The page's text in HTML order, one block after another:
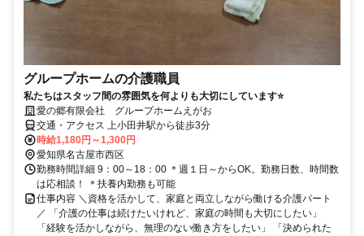
グループホームの介護職員
私たちはスタッフ間の雰囲気を何よりも大切にしています⭐
愛の郷有限会社 グループホームえがお
交通・アクセス 上小田井駅から徒歩3分
時給1,180円～1,300円
愛知県名古屋市西区
勤務時間詳細 9：00～18：00 ＊週１日～からOK。勤務日数、時間数
は応相談！ ＊扶養内勤務も可能
仕事内容 ＼資格を活かして、家庭と両立しながら働ける介護パート
／ 「介護の仕事は続けたいけれど、家庭の時間も大切にしたい」
「経験を活かしながら、無理のない働き方をしたい」 「決められた